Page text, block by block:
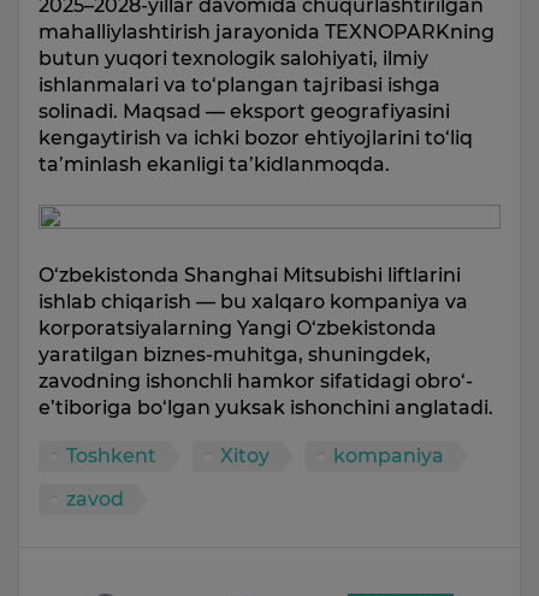
2025–2028-yillar davomida chuqurlashtirilgan
mahalliylashtirish jarayonida TEXNOPARKning
butun yuqori texnologik salohiyati, ilmiy
ishlanmalari va to‘plangan tajribasi ishga
solinadi. Maqsad — eksport geografiyasini
kengaytirish va ichki bozor ehtiyojlarini to‘liq
ta’minlash ekanligi ta’kidlanmoqda.
O‘zbekistonda Shanghai Mitsubishi liftlarini
ishlab chiqarish — bu xalqaro kompaniya va
korporatsiyalarning Yangi O‘zbekistonda
yaratilgan biznes-muhitga, shuningdek,
zavodning ishonchli hamkor sifatidagi obro‘-
e’tiboriga bo‘lgan yuksak ishonchini anglatadi.
Toshkent Xitoy
kompaniya
zavod